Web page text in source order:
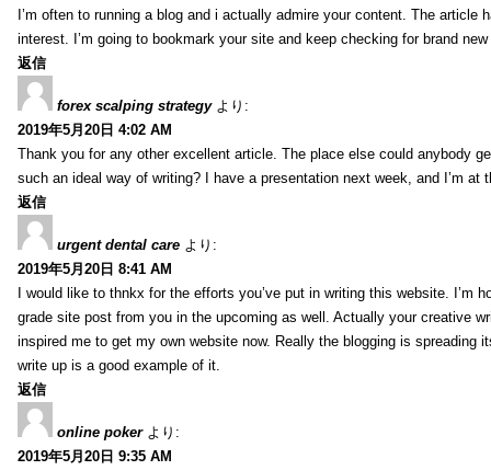
I’m often to running a blog and i actually admire your content. The article
interest. I’m going to bookmark your site and keep checking for brand
返信
forex scalping strategy より:
2019年5月20日 4:02 AM
Thank you for any other excellent article. The place else could anybody
such an ideal way of writing? I have a presentation next week, and I’m at
返信
urgent dental care より:
2019年5月20日 8:41 AM
I would like to thnkx for the efforts you’ve put in writing this website. I’m
grade site post from you in the upcoming as well. Actually your creative
inspired me to get my own website now. Really the blogging is spreading
write up is a good example of it.
返信
online poker より:
2019年5月20日 9:35 AM